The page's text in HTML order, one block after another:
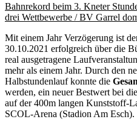
Bahnrekord beim 3. Kneter
drei Wettbewerbe / BV Garrel
Mit einem Jahr Verzögerung ist
30.10.2021 erfolgreich über die
real ausgetragene
mehr als einem Jahr. Durch den
Halbstundenlauf konnte die
werden, ein neuer Bestwert bei
auf der 400m langen Kunststoff-
SCOL-Arena (Stadion Am Esch).